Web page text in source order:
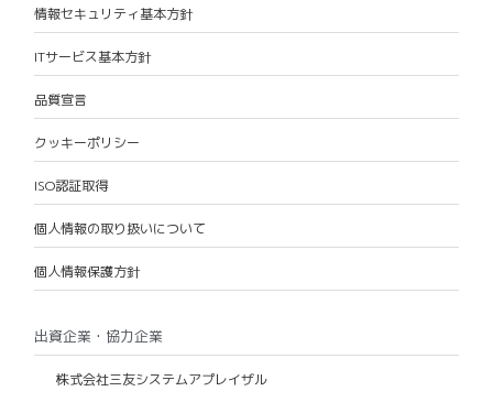
情報セキュリティ基本方針
ITサービス基本方針
品質宣言
クッキーポリシー
ISO認証取得
個人情報の取り扱いについて
個人情報保護方針
出資企業・協力企業
株式会社三友システムアプレイザル